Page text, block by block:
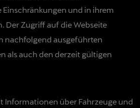
und in ihrem
Der Zugriff auf die Webseite
nachfolgend ausgeführten
als auch den derzeit gültigen
Informationen über Fahrzeuge und